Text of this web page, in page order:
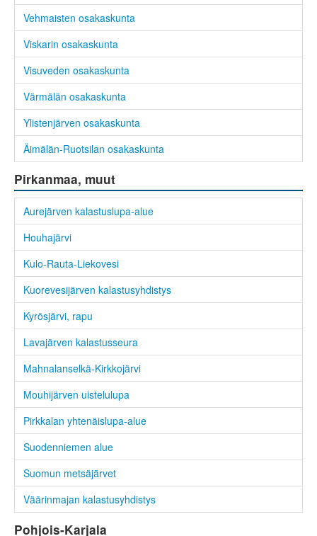
Vehmaisten osakaskunta
Viskarin osakaskunta
Visuveden osakaskunta
Värmälän osakaskunta
Ylistenjärven osakaskunta
Äimälän-Ruotsilan osakaskunta
Pirkanmaa, muut
Aurejärven kalastuslupa-alue
Houhajärvi
Kulo-Rauta-Liekovesi
Kuorevesijärven kalastusyhdistys
Kyrösjärvi, rapu
Lavajärven kalastusseura
Mahnalanselkä-Kirkkojärvi
Mouhijärven uistelulupa
Pirkkalan yhtenäislupa-alue
Suodenniemen alue
Suomun metsäjärvet
Väärinmajan kalastusyhdistys
Pohjois-Karjala